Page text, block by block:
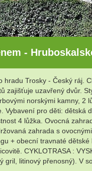
-
hradu Trosky - Český ráj.
zajišťuje uzavřený dvůr.
norskými kamny,
Vybavení pro děti:
4 lůžka. Ovocná
zahrada s
+ obecní travnaté
CYKLOTRASA :
gril, litinový přenosný). V